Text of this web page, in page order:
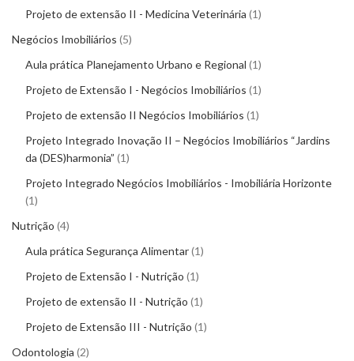
Projeto de extensão II - Medicina Veterinária 1
Negócios Imobiliários 5
Aula prática Planejamento Urbano e Regional 1
Projeto de Extensão I - Negócios Imobiliários 1
Projeto de extensão II Negócios Imobiliários 1
Projeto Integrado Inovação II – Negócios Imobiliários “Jardins
da (DES)harmonia” 1
Projeto Integrado Negócios Imobiliários - Imobiliária Horizonte
1
Nutrição 4
Aula prática Segurança Alimentar 1
Projeto de Extensão I - Nutrição 1
Projeto de extensão II - Nutrição 1
Projeto de Extensão III - Nutrição 1
Odontologia 2